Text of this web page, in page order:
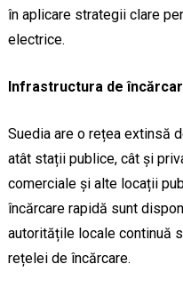
în aplicare strategii clare
electrice.
Infrastructura de
Suedia are o rețea extinsă
atât stații publice, cât și
comerciale și alte locații
încărcare rapidă sunt
autoritățile locale continuă
rețelei de încărcare.